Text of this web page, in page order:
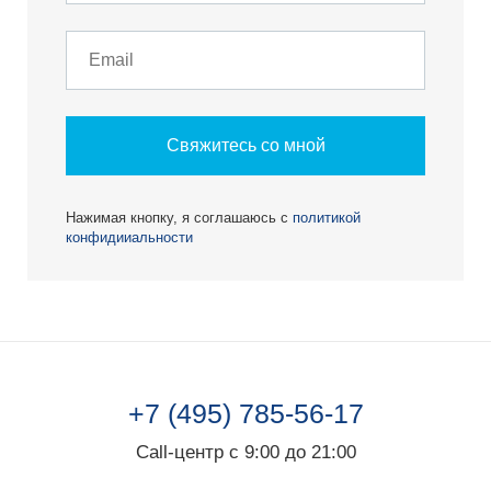
Свяжитесь со мной
Нажимая кнопку, я соглашаюсь с политикой
конфидииальности
+7 (495) 785-56-17
Call-центр с 9:00 до 21:00